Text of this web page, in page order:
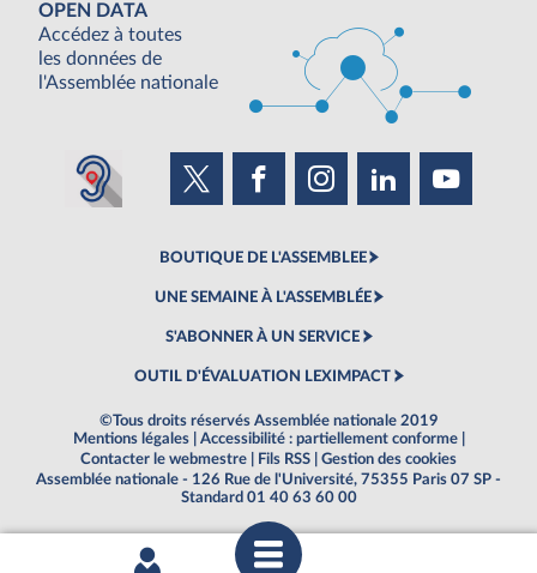
OPEN DATA
Accédez à toutes
les données de
l'Assemblée nationale
BOUTIQUE DE L'ASSEMBLEE
UNE SEMAINE À L'ASSEMBLÉE
S'ABONNER À UN SERVICE
OUTIL D'ÉVALUATION LEXIMPACT
©Tous droits réservés Assemblée nationale 2019
Mentions légales
Accessibilité : partiellement conforme
Contacter le webmestre
Fils RSS
Gestion des cookies
Assemblée nationale - 126 Rue de l'Université, 75355 Paris 07 SP -
Standard 01 40 63 60 00